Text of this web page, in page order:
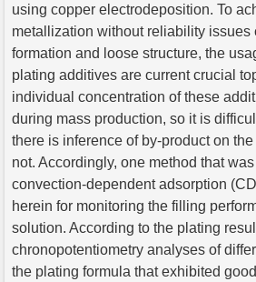
using copper electrodeposition. To
metallization without reliability issues
formation and loose structure, the
plating additives are current crucial
individual concentration of these
during mass production, so it is
there is inference of by-product on
not. Accordingly, one method that
convection-dependent adsorption
herein for monitoring the filling
solution. According to the plating
chronopotentiometry analyses of
the plating formula that exhibited